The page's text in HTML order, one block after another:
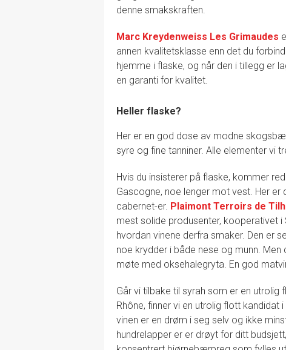
denne smakskraften.
Marc Kreydenweiss Les Grimaudes
annen kvalitetsklasse enn det du
hjemme i flaske, og når den i tillegg er
en garanti for kvalitet.
Heller flaske?
Her er en god dose av modne
syre og fine tanniner. Alle elementer vi
Hvis du insisterer på flaske, kommer
Gascogne, noe lenger mot vest. Her er
cabernet-er. Plaimont Terroirs de
mest solide produsenter, kooperativet
hvordan vinene derfra smaker. Den er
noe krydder i både nese og munn.
møte med oksehalegryta. En god
Går vi tilbake til syrah som er en utrolig
Rhône, finner vi en utrolig flott kandidat i
vinen er en drøm i seg selv og ikke
hundrelapper er er drøyt for ditt